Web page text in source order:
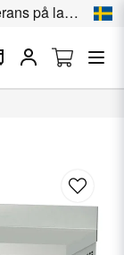
på lagervara